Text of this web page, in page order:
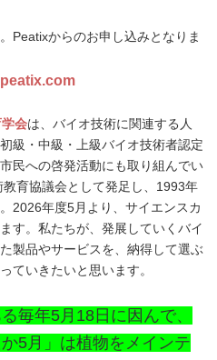
Peatixからのお申し込みとなりま
会は、バイオ技術に関連する人
級・中級・上級バイオ技術者認定
民への啓発活動にも取り組んでい
育協議会として発足し、1993年
2026年度5月より、サイエンスカ
す。私たちが、発展していくバイ
製品やサービスを、納得して選ぶ
ていきたいと思います。
毎年5月18日に因んで、
5月」は植物をメインテ